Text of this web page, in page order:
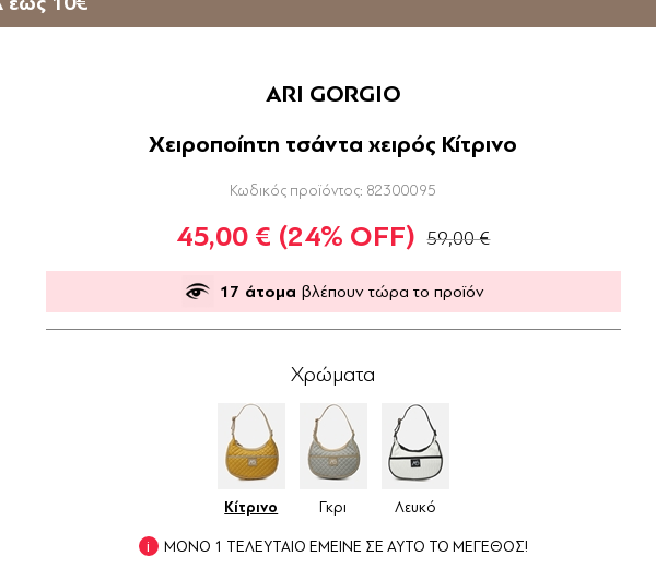
ARI GORGIO
Χειροποίητη τσάντα χειρός Κίτρινο
Κωδικός προϊόντος: 82300095
45,00 € (24% OFF) 59,00 €
17 άτομα βλέπουν τώρα το προϊόν
Χρώματα
Κίτρινο Γκρι Λευκό
ΜΟΝΟ 1 ΤΕΛΕΥΤΑΙΟ ΕΜΕΙΝΕ ΣΕ ΑΥΤΟ ΤΟ ΜΕΓΕΘΟΣ!